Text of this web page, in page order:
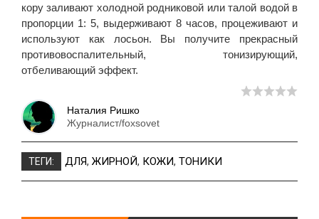
кору заливают холодной родниковой или талой водой в
пропорции 1: 5, выдерживают 8 часов, процеживают и
используют как лосьон. Вы получите прекрасный
противовоспалительный, тонизирующий,
отбеливающий эффект.
Наталия Ришко
Журналист/foxsovet
ТЕГИ: ДЛЯ, ЖИРНОЙ, КОЖИ, ТОНИКИ